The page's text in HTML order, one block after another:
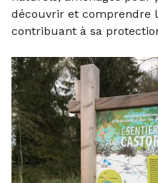
découvrir et comprendre
contribuant à sa